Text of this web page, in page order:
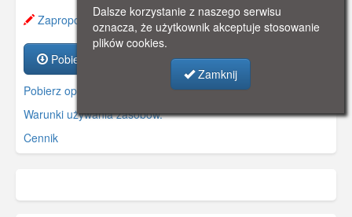
Zaproponuj zmianę opisu.
Pobierz zasób
Pobierz opis
Warunki używania zasobów.
Cennik
Dalsze korzystanie z naszego serwisu
oznacza, że użytkownik akceptuje stosowanie
plików cookies.
Zamknij